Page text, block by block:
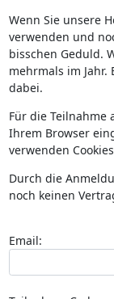
Wenn Sie unsere
verwenden und
bisschen Geduld.
mehrmals im Jahr.
dabei.
Für die Teilnahme
Ihrem Browser
verwenden
Durch die
noch keinen
Email: